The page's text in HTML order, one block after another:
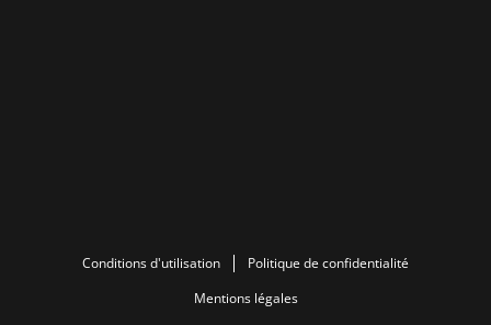
Conditions d'utilisation
Politique de confidentialité
Mentions légales